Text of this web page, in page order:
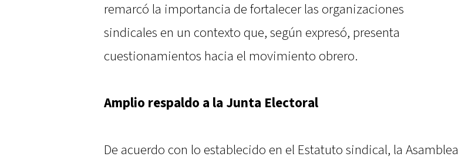
remarcó la importancia de fortalecer las organizaciones
sindicales en un contexto que, según expresó, presenta
cuestionamientos hacia el movimiento obrero.
Amplio respaldo a la Junta Electoral
De acuerdo con lo establecido en el Estatuto sindical, la Asamblea